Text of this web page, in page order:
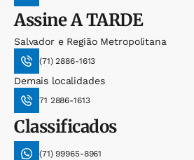
AssineA TARDE
Salvador e Região Metropolitana
(71) 2886-1613
Demais localidades
71 2886-1613
Classificados
(71) 99965-8961